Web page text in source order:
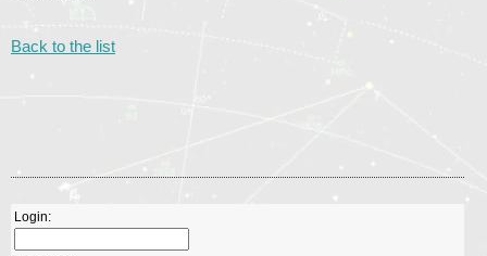
Back to the list
Login: